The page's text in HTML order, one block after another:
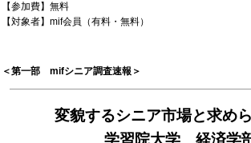
【参加費】無料
【対象者】mif会員（有料・無料）
＜第一部 mifシニア調査速報＞
変貌するシニア市場と求め
学習院大学 経済学部